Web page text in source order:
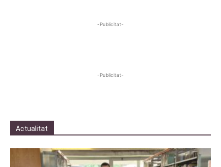
-Publicitat-
-Publicitat-
Actualitat